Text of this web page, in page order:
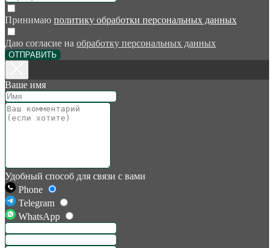
Принимаю политику обработки персональных данных
Даю согласие на обработку персональных данных
ОТПРАВИТЬ
Ваше имя
Удобный способ для связи с вами
Phone
Telegram
WhatsApp